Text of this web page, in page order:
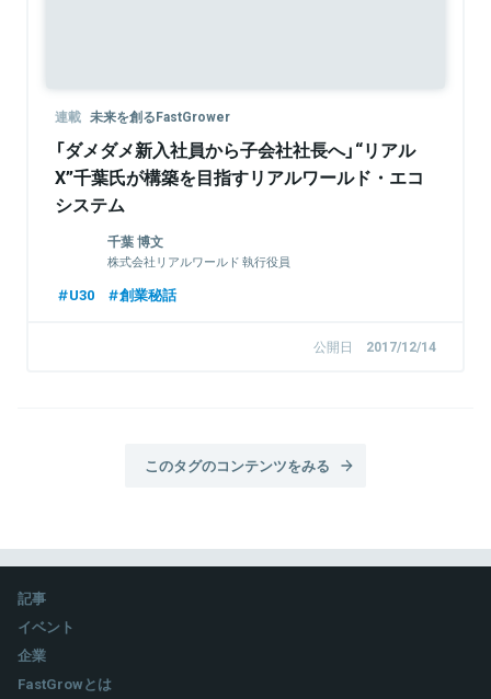
連載 未来を創るFastGrower
「ダメダメ新入社員から子会社社長へ」“リアル
X”千葉氏が構築を目指すリアルワールド・エコ
システム
千葉 博文
株式会社リアルワールド 執行役員
U30 創業秘話
公開日 2017/12/14
このタグのコンテンツをみる
記事
イベント
企業
FastGrowとは